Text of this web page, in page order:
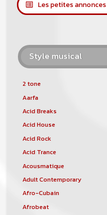
Les petites annonces
Style musical
2 tone
Aarfa
Acid Breaks
Acid House
Acid Rock
Acid Trance
Acousmatique
Adult Contemporary
Afro-Cubain
Afrobeat